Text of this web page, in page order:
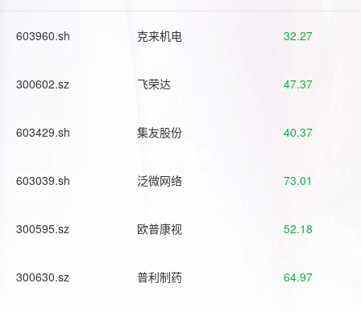
603960.sh 克来机电 32.27
300602.sz 飞荣达 47.37
603429.sh 集友股份 40.37
603039.sh 泛微网络 73.01
300595.sz 欧普康视 52.18
300630.sz 普利制药 64.97